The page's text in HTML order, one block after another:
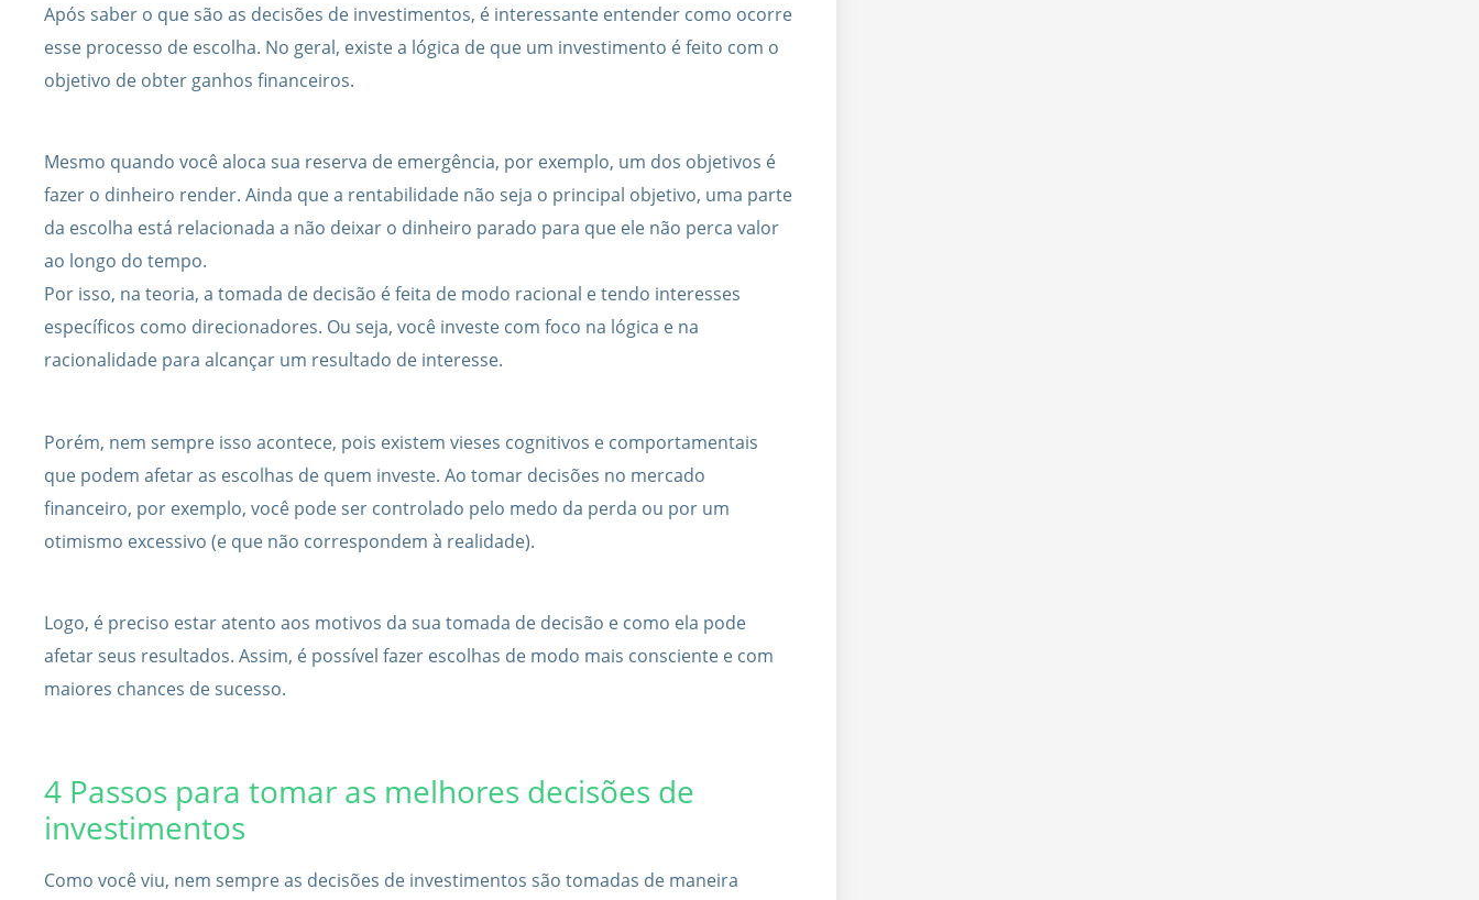
Após saber o que são as decisões de investimentos, é interessante entender como ocorre
esse processo de escolha. No geral, existe a lógica de que um investimento é feito com o
objetivo de obter ganhos financeiros.
Mesmo quando você aloca sua reserva de emergência, por exemplo, um dos objetivos é
fazer o dinheiro render. Ainda que a rentabilidade não seja o principal objetivo, uma parte
da escolha está relacionada a não deixar o dinheiro parado para que ele não perca valor
ao longo do tempo.
Por isso, na teoria, a tomada de decisão é feita de modo racional e tendo interesses
específicos como direcionadores. Ou seja, você investe com foco na lógica e na
racionalidade para alcançar um resultado de interesse.
Porém, nem sempre isso acontece, pois existem vieses cognitivos e comportamentais
que podem afetar as escolhas de quem investe. Ao tomar decisões no mercado
financeiro, por exemplo, você pode ser controlado pelo medo da perda ou por um
otimismo excessivo (e que não correspondem à realidade).
Logo, é preciso estar atento aos motivos da sua tomada de decisão e como ela pode
afetar seus resultados. Assim, é possível fazer escolhas de modo mais consciente e com
maiores chances de sucesso.
4 Passos para tomar as melhores decisões de
investimentos
Como você viu, nem sempre as decisões de investimentos são tomadas de maneira